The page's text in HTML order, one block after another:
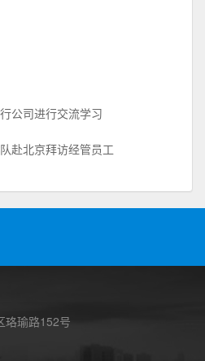
公司进行交流学习
赴北京拜访经管员工
珞瑜路152号